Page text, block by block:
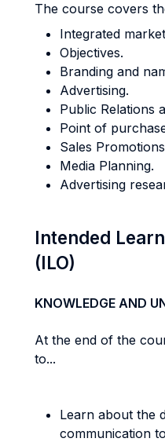
The course covers
Integrated
Objectives.
Branding and
Advertising.
Public Relations
Point of
Sales
Media Planning.
Advertising
Intended
(ILO)
KNOWLEDGE AND
At the end of the
to...
Learn about the
communication